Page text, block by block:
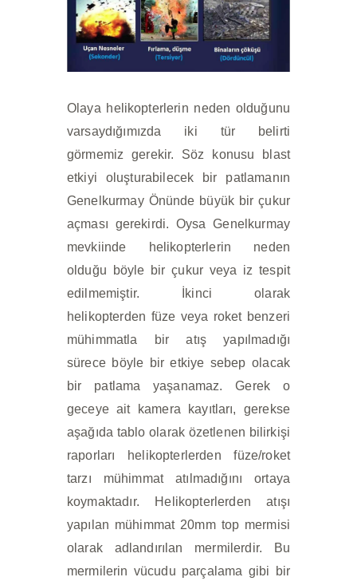
Olaya helikopterlerin neden olduğunu
varsaydığımızda iki tür belirti
görmemiz gerekir. Söz konusu blast
etkiyi oluşturabilecek bir patlamanın
Genelkurmay Önünde büyük bir çukur
açması gerekirdi. Oysa Genelkurmay
mevkiinde helikopterlerin neden
olduğu böyle bir çukur veya iz tespit
edilmemiştir. İkinci olarak
helikopterden füze veya roket benzeri
mühimmatla bir atış yapılmadığı
sürece böyle bir etkiye sebep olacak
bir patlama yaşanamaz. Gerek o
geceye ait kamera kayıtları, gerekse
aşağıda tablo olarak özetlenen bilirkişi
raporları helikopterlerden füze/roket
tarzı mühimmat atılmadığını ortaya
koymaktadır. Helikopterlerden atışı
yapılan mühimmat 20mm top mermisi
olarak adlandırılan mermilerdir. Bu
mermilerin vücudu parçalama gibi bir